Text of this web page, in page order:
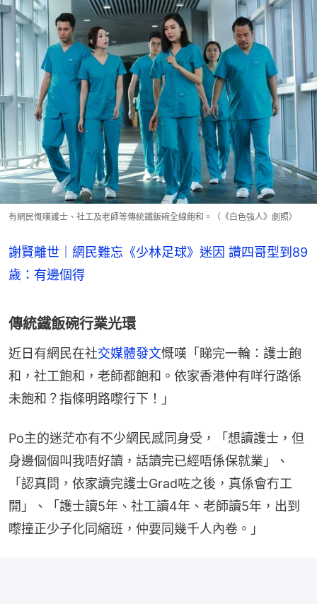
有網民慨嘆護士、社工及老師等傳統鐵飯碗全線飽和。（《白色強人》劇照）
謝賢離世｜網民難忘《少林足球》迷因 讚四哥型到89
歲：有邊個得
傳統鐵飯碗行業光環
近日有網民在社交媒體發文慨嘆「睇完一輪：護士飽
和，社工飽和，老師都飽和。依家香港仲有咩行路係
未飽和？指條明路嚟行下！」
Po主的迷茫亦有不少網民感同身受，「想讀護士，但
身邊個個叫我唔好讀，話讀完已經唔係保就業」、
「認真問，依家讀完護士Grad咗之後，真係會冇工
開」、「護士讀5年、社工讀4年、老師讀5年，出到
嚟撞正少子化同縮班，仲要同幾千人內卷。」